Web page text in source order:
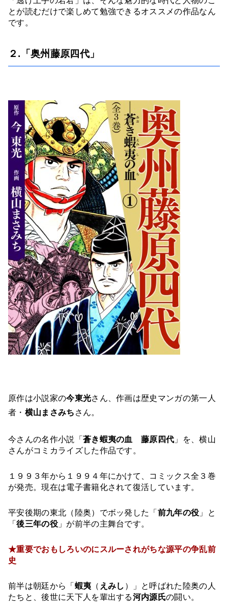
とが読むだけで楽しめて勉強できるオススメの作品なん
です。
２.「奥州藤原四代」
原作は小説家の今東光さん、作画は歴史マンガの第一人
者・ 横山まさみち さん。
今さんの名作小説「 蒼き蝦夷の血　藤原四代 」を、横山
さんがコミカライズした作品です。
１９９３年から１９９４年にかけて、コミックス全３巻
が発売。現在は電子書籍化されて復活しています。
平安後期の東北（陸奥）でボッ発した「 前九年の役 」と
「後三年の役」が前半の主舞台です。
★重要でおもしろいのにスルーされがちな源平の争乱前
史
前半は朝廷から「 蝦夷 （ えみし ）」と呼ばれた陸奥の人
たちと、後世に天下人を輩出する河内源氏の闘い。